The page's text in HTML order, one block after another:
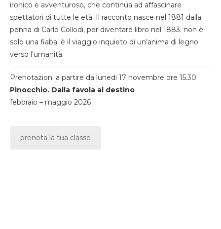
ironico e avventuroso, che continua ad affascinare
spettatori di tutte le età. Il racconto nasce nel 1881 dalla
penna di Carlo Collodi, per diventare libro nel 1883. non è
solo una fiaba: è il viaggio inquieto di un’anima di legno
verso l’umanità.
Prenotazioni a partire da lunedi 17 novembre ore 15.30
Pinocchio. Dalla favola al destino
febbraio – maggio 2026
prenota la tua classe